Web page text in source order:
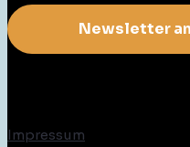
Impressum